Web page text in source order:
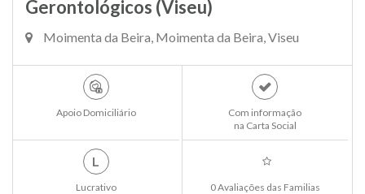
Gerontológicos (Viseu)
Moimenta da Beira, Moimenta da Beira, Viseu
Apoio Domiciliário
Com informação
na Carta Social
L
Lucrativo 0 Avaliações das Familias